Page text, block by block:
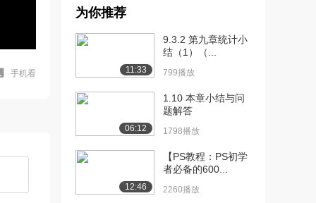
手机看
4935播放
[8] 1.1.4 实数（中） 17:15
[9] 1.1.4 实数（下）
3310播放
[10] 1.1.5 十进制小数
（上）
[11] 1.1.5 十进制小数
为你推荐
11:33
9.3.2 第九章统计小
结（1）（...
799播放
06:12
1.10 本章小结与问
题解答
1798播放
12:46
【PS教程：PS初学
者必备的600...
2260播放